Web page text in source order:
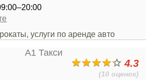
услуги по аренде авто
4.3
(10 оценок)